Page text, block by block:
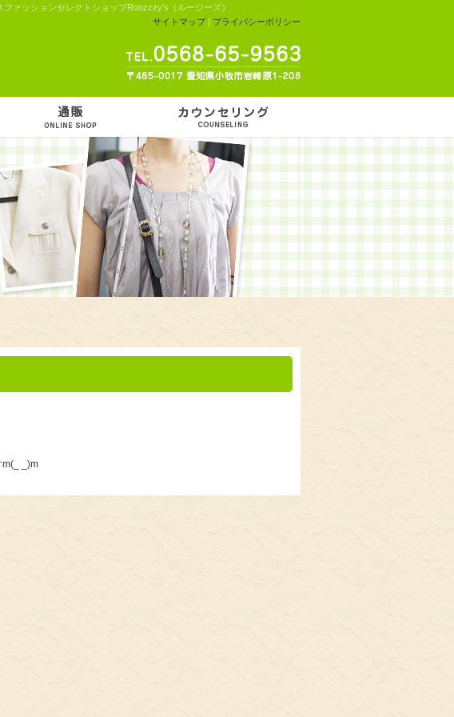
ァッションセレクトショップRoozzzy's（ルージーズ）
サイトマップ| プライバシーポリシー
m(_ _)m